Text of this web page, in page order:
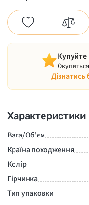
Купуйте
Дізнатись
Характеристики
Вага/Об'єм
Країна походження
Колір
Гірчинка
Тип упаковки